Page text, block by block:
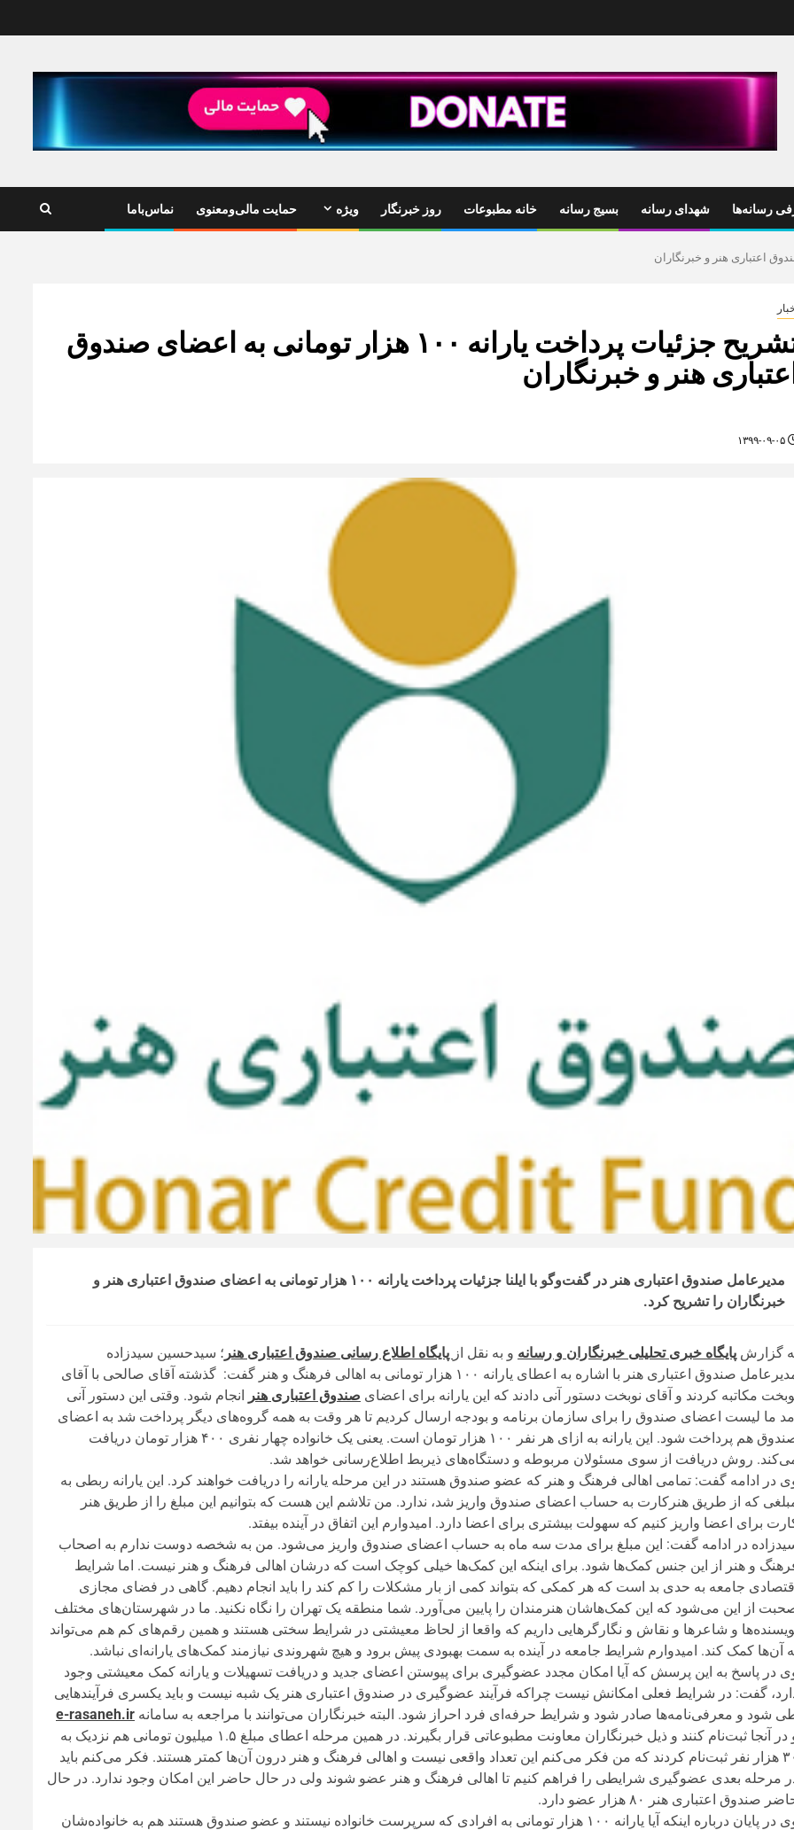
رسانه‌ها شهدای رسانه بسیج رسانه خانه مطبوعات روز خبرنگار ویژه حمایت مالی‌ومعنوی نماس‌باما
تشریح جزئیات پرداخت یارانه ۱۰۰ هزار تومانی به اعضای صندوق
هنر و خبرنگاران
مدیرعامل صندوق اعتباری هنر در گفت‌وگو با ایلنا جزئیات پرداخت یارانه ۱۰۰ هزار تومانی به اعضای صندوق اعتباری هنر و
خبرنگاران را تشریح کرد.
گزارش پایگاه خبری تحلیلی خبرنگاران و رسانه و به نقل از پایگاه اطلاع رسانی صندوق اعتباری هنر ؛ سیدحسین سیدزاده
مدیرعامل صندوق اعتباری هنر با اشاره به اعطای یارانه ۱۰۰ هزار تومانی به اهالی فرهنگ و هنر گفت: گذشته آقای صالحی با آقای
مکاتبه کردند و آقای نوبخت دستور آنی دادند که این یارانه برای اعضای صندوق اعتباری هنر انجام شود. وقتی این دستور آنی
ما لیست اعضای صندوق را برای سازمان برنامه و بودجه ارسال کردیم تا هر وقت به همه گروه‌های دیگر پرداخت شد به اعضای
صندوق هم پرداخت شود. این یارانه به ازای هر نفر ۱۰۰ هزار تومان است. یعنی یک خانواده چهار نفری ۴۰۰ هزار تومان دریافت
روش دریافت از سوی مسئولان مربوطه و دستگاه‌های ذیربط اطلاع‌رسانی خواهد شد.
در ادامه گفت: تمامی اهالی فرهنگ و هنر که عضو صندوق هستند در این مرحله یارانه را دریافت خواهند کرد. این یارانه ربطی به
که از طریق هنرکارت به حساب اعضای صندوق واریز شد، ندارد. من تلاشم این هست که بتوانیم این مبلغ را از طریق هنر
برای اعضا واریز کنیم که سهولت بیشتری برای اعضا دارد. امیدوارم این اتفاق در آینده بیفتد.
در ادامه گفت: این مبلغ برای مدت سه ماه به حساب اعضای صندوق واریز می‌شود. من به شخصه دوست ندارم به اصحاب
و هنر از این جنس کمک‌ها شود. برای اینکه این کمک‌ها خیلی کوچک است که درشان اهالی فرهنگ و هنر نیست. اما شرایط
جامعه به حدی بد است که هر کمکی که بتواند کمی از بار مشکلات را کم کند را باید انجام دهیم. گاهی در فضای مجازی
از این می‌شود که این کمک‌هاشان هنرمندان را پایین می‌آورد. شما منطقه یک تهران را نگاه نکنید. ما در شهرستان‌های مختلف
و شاعرها و نقاش و نگارگرهایی داریم که واقعا از لحاظ معیشتی در شرایط سختی هستند و همین رقم‌های کم هم می‌تواند
آن‌ها کمک کند. امیدوارم شرایط جامعه در آینده به سمت بهبودی پیش برود و هیچ شهروندی نیازمند کمک‌های یارانه‌ای نباشد.
در پاسخ به این پرسش که آیا امکان مجدد عضوگیری برای پیوستن اعضای جدید و دریافت تسهیلات و یارانه کمک معیشتی وجود
گفت: در شرایط فعلی امکانش نیست چراکه فرآیند عضوگیری در صندوق اعتباری هنر یک شبه نیست و باید یکسری فرآیندهایی
شود و معرفی‌نامه‌ها صادر شود و شرایط حرفه‌ای فرد احراز شود. البته خبرنگاران می‌توانند با مراجعه به سامانه e-rasaneh.ir
و در آنجا ثبت‌نام کنند و ذیل خبرنگاران معاونت مطبوعاتی قرار بگیرند. در همین مرحله اعطای مبلغ ۱.۵ میلیون تومانی هم نزدیک به
۳۰ هزار نفر ثبت‌نام کردند که من فکر می‌کنم این تعداد واقعی نیست و اهالی فرهنگ و هنر درون آن‌ها کمتر هستند. فکر می‌کنم باید
مرحله بعدی عضوگیری شرایطی را فراهم کنیم تا اهالی فرهنگ و هنر عضو شوند ولی در حال حاضر این امکان وجود ندارد. در حال
صندوق اعتباری هنر ۸۰ هزار عضو دارد.
وی در پایان درباره اینکه آیا یارانه ۱۰۰ هزار تومانی به افرادی که سرپرست خانواده نیستند و عضو صندوق هستند هم به خانواده‌شان